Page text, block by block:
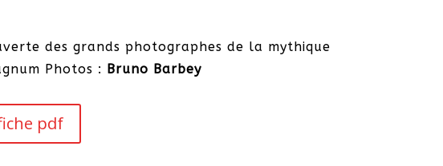
des grands photographes de la mythique
Photos : Bruno Barbey
pdf